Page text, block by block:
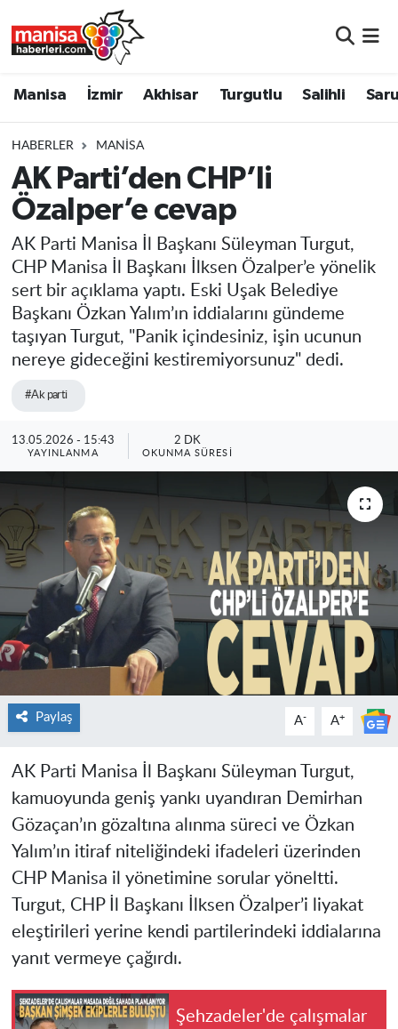
Manisa İzmir Akhisar Turgutlu Salihli
HABERLER MANISA
AK Parti’den CHP’li
Özalper’e cevap
AK Parti Manisa İl Başkanı Süleyman Turgut,
CHP Manisa İl Başkanı İlksen Özalper’e yönelik
sert bir açıklama yaptı. Eski Uşak Belediye
Başkanı Özkan Yalım’ın iddialarını gündeme
taşıyan Turgut, "Panik içindesiniz, işin ucunun
nereye gideceğini kestiremiyorsunuz" dedi.
#Ak parti
13.05.2026 - 15:43
YAYINLANMA
2 DK
OKUNMA SÜRESI
Paylaş A- A+
​AK Parti Manisa İl Başkanı Süleyman Turgut,
kamuoyunda geniş yankı uyandıran Demirhan
Gözaçan’ın gözaltına alınma süreci ve Özkan
Yalım’ın itiraf niteliğindeki ifadeleri üzerinden
CHP Manisa il yönetimine sorular yöneltti.
Turgut, CHP İl Başkanı İlksen Özalper’i liyakat
eleştirileri yerine kendi partilerindeki iddialarına
yanıt vermeye çağırdı.
Şehzadeler'de çalışmalar
Turgutlu
Salihli
Saruhanlı
Soma
Manisa Nöbetçi Eczaneler
Manisa Trafik Yoğunluk Haritası
Süper Lig Puan Durumu ve Fikstür
Tüm Manşetler
Son Dakika Haberleri